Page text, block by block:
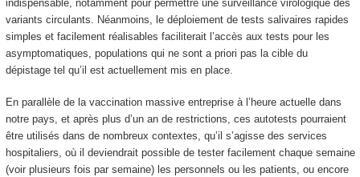
indispensable, notamment pour permettre une surveillance virologique des
variants circulants. Néanmoins, le déploiement de tests salivaires rapides
simples et facilement réalisables faciliterait l’accès aux tests pour les
asymptomatiques, populations qui ne sont a priori pas la cible du
dépistage tel qu’il est actuellement mis en place.
En parallèle de la vaccination massive entreprise à l’heure actuelle dans
notre pays, et après plus d’un an de restrictions, ces autotests pourraient
être utilisés dans de nombreux contextes, qu’il s’agisse des services
hospitaliers, où il deviendrait possible de tester facilement chaque semaine
(voir plusieurs fois par semaine) les personnels ou les patients, ou encore